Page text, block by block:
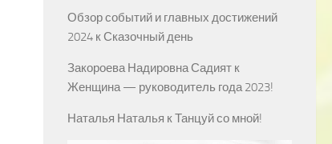
Обзор событий и главных достижений
2024 кСказочный день
Закороева Надировна Садият к
Женщина — руководитель года 2023!
Наталья Наталья кТанцуй со мной!